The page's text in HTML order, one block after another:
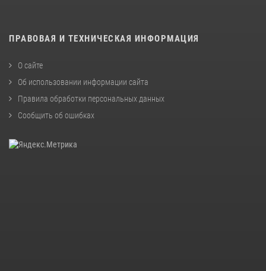
ПРАВОВАЯ И ТЕХНИЧЕСКАЯ ИНФОРМАЦИЯ
О сайте
Об использовании информации сайта
Правила обработки персональных данных
Сообщить об ошибках